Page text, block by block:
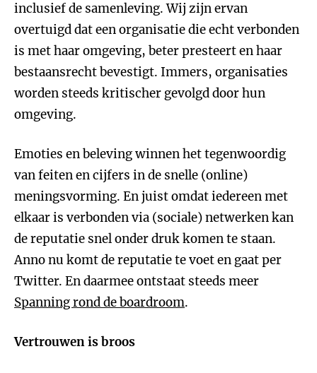
inclusief de samenleving. Wij zijn ervan
overtuigd dat een organisatie die echt verbonden
is met haar omgeving, beter presteert en haar
bestaansrecht bevestigt. Immers, organisaties
worden steeds kritischer gevolgd door hun
omgeving.
Emoties en beleving winnen het tegenwoordig
van feiten en cijfers in de snelle (online)
meningsvorming. En juist omdat iedereen met
elkaar is verbonden via (sociale) netwerken kan
de reputatie snel onder druk komen te staan.
Anno nu komt de reputatie te voet en gaat per
Twitter. En daarmee ontstaat steeds meer
Spanning rond de boardroom.
Vertrouwen is broos